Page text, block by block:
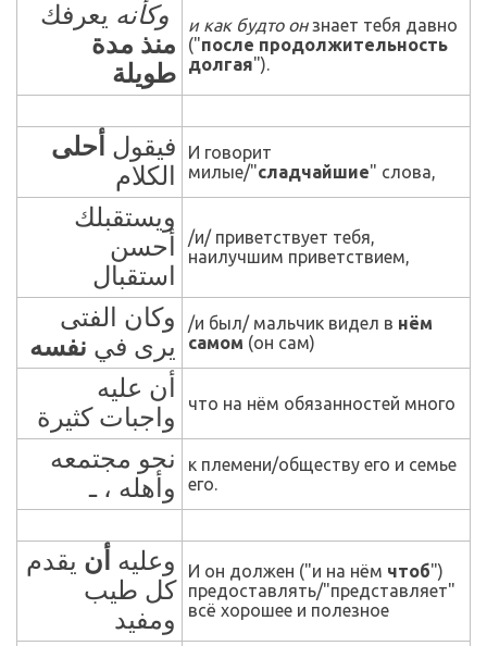
وكأنه يعرفك
منذ مدة
طويلة
и как будто онзнает тебя давно
("после продолжительность
долгая").
فيقول أحلى
الكلام
И говорит
милые/"сладчайшие" слова,
ويستقبلك
أحسن
استقبال
/и/ приветствует тебя,
наилучшим приветствием,
وكان الفتى
يرى في نفسه
/и был/ мальчик видел в нём
самом (он сам)
أن عليه
واجبات كثيرة
что на нём обязанностей много
نحو مجتمعه
وأهله ، ـ
к племени/обществу его и семье
его.
وعليه أن يقدم
كل طيب
ومفيد
И он должен ("и на нём чтоб")
предоставлять/"представляет"
всё хорошее и полезное